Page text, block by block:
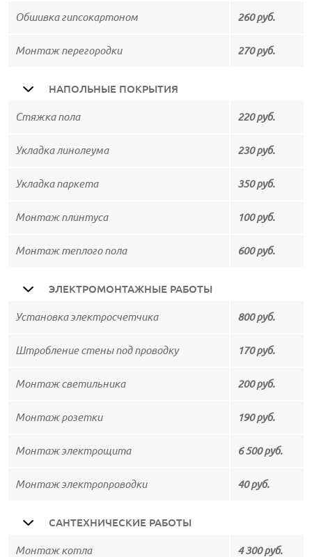
Обшивка гипсокартоном 260 руб.
Монтаж перегородки 270 руб.
НАПОЛЬНЫЕ ПОКРЫТИЯ
Стяжка пола 220 руб.
Укладка линолеума 230 руб.
Укладка паркета 350 руб.
Монтаж плинтуса 100 руб.
Монтаж теплого пола 600 руб.
ЭЛЕКТРОМОНТАЖНЫЕ РАБОТЫ
Установка электросчетчика 800 руб.
Штробление стены под проводку 170 руб.
Монтаж светильника 200 руб.
Монтаж розетки 190 руб.
Монтаж электрощита 6 500 руб.
Монтаж электропроводки 40 руб.
САНТЕХНИЧЕСКИЕ РАБОТЫ
Монтаж котла 4 300 руб.